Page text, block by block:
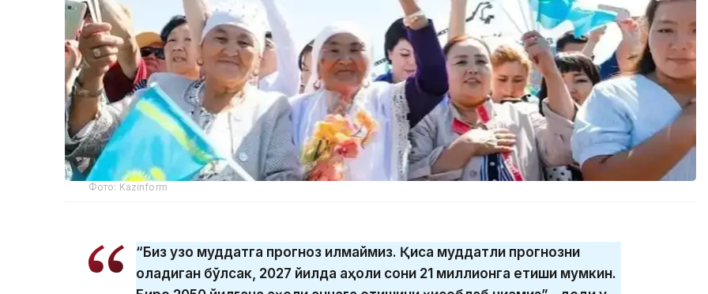
Фото: Kazinform
“Биз узоқ муддатга прогноз қилмаймиз. Қисқа муддатли прогнозни
оладиган бўлсак, 2027 йилда аҳоли сони 21 миллионга етиши мумкин.